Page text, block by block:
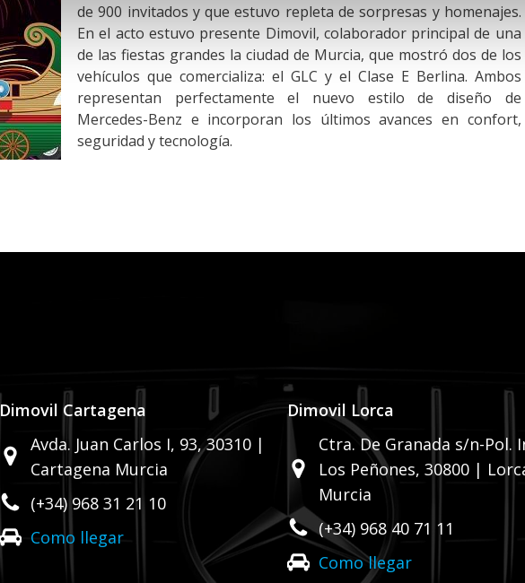
de 900 invitados y que estuvo repleta de sorpresas y homenajes.
En el acto estuvo presente Dimovil, colaborador principal de una
de las fiestas grandes la ciudad de Murcia, que mostró dos de los
vehículos que comercializa: el GLC y el Clase E Berlina. Ambos
representan perfectamente el nuevo estilo de diseño de
Mercedes-Benz e incorporan los últimos avances en confort,
seguridad y tecnología.
Dimovil Cartagena
Avda. Juan Carlos I, 93,30310 |
Cartagena Murcia
(+34) 968 31 21 10
Como llegar
Dimovil Lorca
Ctra. De Granada s/n-Pol.
Los Peñones, 30800 |
Murcia
(+34) 968 40 71 11
Como llegar